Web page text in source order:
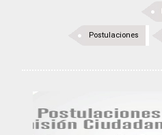
Postulaciones